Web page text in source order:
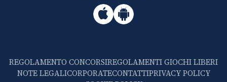
REGOLAMENTO CONCORSIREGOLAMENTI GIOCHI LIBERI
NOTE LEGALICORPORATECONTATTIPRIVACY POLICY